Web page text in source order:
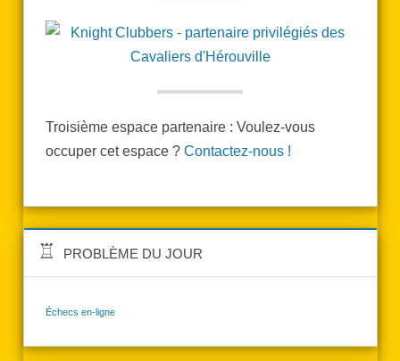
Troisième espace partenaire : Voulez-vous
occuper cet espace ? Contactez-nous !
PROBLÈME DU JOUR
Échecs en-ligne